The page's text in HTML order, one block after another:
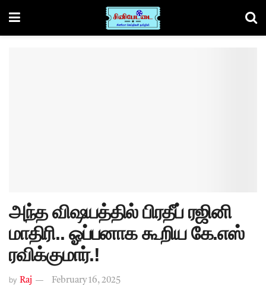
அந்த விஷயத்தில் பிரதீப் ரஜினி
மாதிரி.. ஓப்பனாக கூறிய கே.எஸ்
ரவிக்குமார்.!
by Raj February 16, 2025